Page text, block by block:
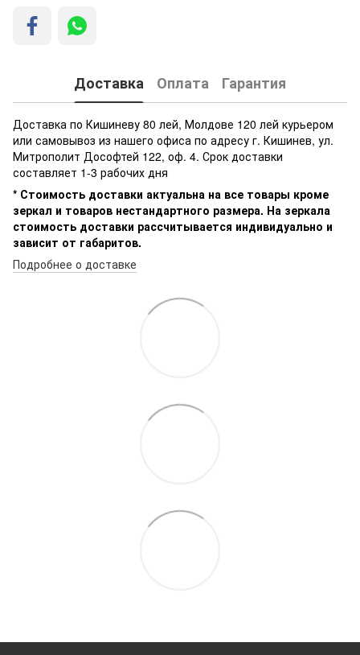
Доставка Оплата Гарантия
Доставка по Кишиневу 80 лей, Молдове 120 лей курьером
или самовывоз из нашего офиса по адресу г. Кишинев, ул.
Митрополит Дософтей 122, оф. 4. Срок доставки
составляет 1-3 рабочих дня
* Стоимость доставки актуальна на все товары кроме
зеркал и товаров нестандартного размера. На зеркала
стоимость доставки рассчитывается индивидуально и
зависит от габаритов.
Подробнее о доставке